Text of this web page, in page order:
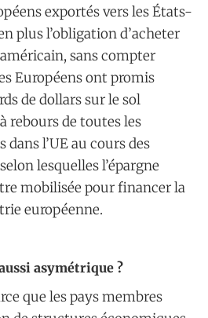
exportés vers les États-
plus l’obligation d’acheter
sans compter
Européens ont promis
de dollars sur le sol
rebours de toutes les
l’UE au cours des
lesquelles l’épargne
mobilisée pour financer la
européenne.
asymétrique ?
que les pays membres